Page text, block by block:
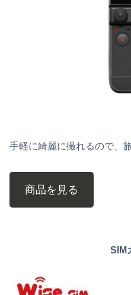
手軽に綺麗に撮れるので、
商品を見る
SIM